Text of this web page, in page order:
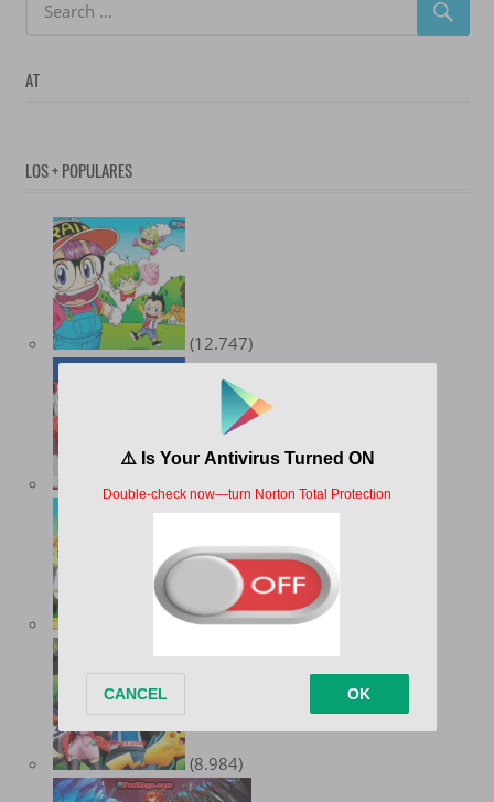
AT
LOS + POPULARES
(12.747)
(10.357)
(9.557)
(8.984)